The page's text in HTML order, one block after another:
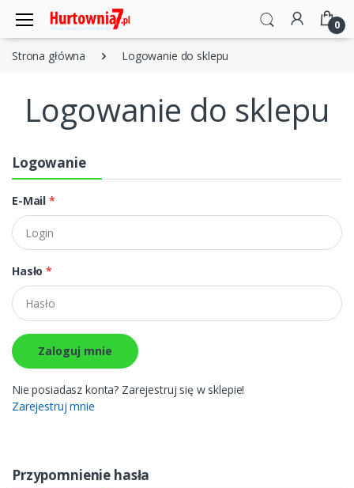
0
Strona główna Logowanie do sklepu
Logowanie do sklepu
Logowanie
E-Mail *
Hasło*
Zaloguj mnie
Nie posiadasz konta? Zarejestruj się w sklepie!
Zarejestruj mnie
Przypomnienie hasła